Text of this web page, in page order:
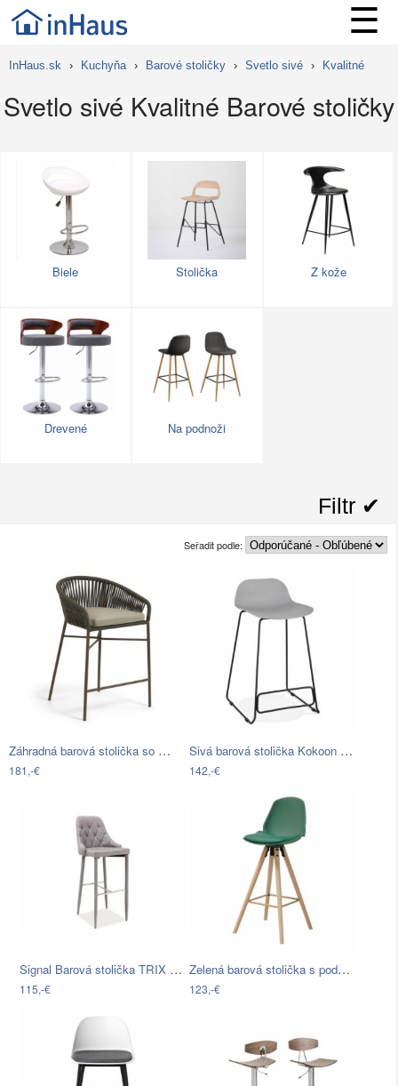
☰
InHaus.sk › Kuchyňa › Barové stoličky › Svetlo sivé › Kvalitné
Svetlo sivé Kvalitné Barové stoličky
Biele Stolička Z kože
Drevené Na podnoži
Filtr ✔︎
Seřadit podle:
Záhradná barová stolička so zeleným…
181,-€
Sivá barová stolička Kokoon Slade,…
142,-€
Signal Barová stolička TRIX H-1 sivá…
115,-€
Zelená barová stolička s podnožou z…
123,-€